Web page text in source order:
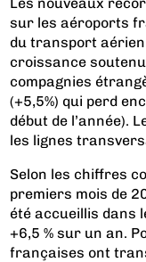
sur les aéroports
du transport
croissance
compagnies
(+5,5%) qui perd
début de l’année).
les lignes
Selon les chiffres
premiers mois de
été accueillis dans
+6,5 % sur un an.
françaises ont